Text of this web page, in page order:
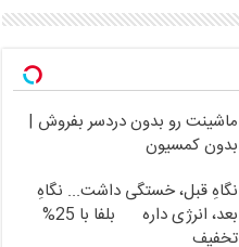
ماشینت رو بدون دردسر بفروش |
بدون کمسیون
نگاهِ قبل، خستگی داشت... نگاهِ
بعد، انرژی داره
بلفا با 25%
تخفیف